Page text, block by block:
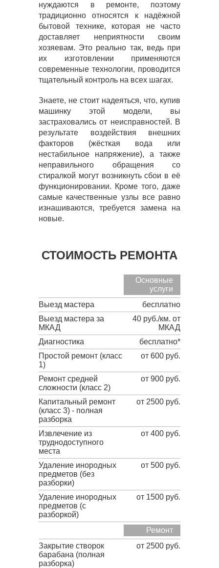
нуждаются в ремонте, поэтому
традиционно относятся к надёжной
бытовой технике, которая не часто
доставляет неприятности своим
хозяевам. Это реально так, ведь при
их изготовлении применяются
современные технологии, проводится
тщательный контроль на всех шагах.
Знаете, не стоит надеяться, что, купив
машинку этой модели, вы
застраховались от неисправностей. В
результате воздействия внешних
факторов (жёсткая вода или
нестабильное напряжение), а также
неправильного обращения со
стиралкой могут возникнуть сбои в её
функционировании. Кроме того, даже
самые качественные узлы все равно
изнашиваются, требуется замена на
новые.
СТОИМОСТЬ РЕМОНТА
Основные
услуги
Выезд мастера
бесплатно
Выезд мастера за
МКАД
40 руб./км. от
МКАД
Диагностика
бесплатно*
Простой ремонт (класс
1)
от 600 руб.
Ремонт средней
сложности (класс 2)
от 900 руб.
Капитальный ремонт
(класс 3) - полная
разборка
от 2500 руб.
Извлечение из
труднодоступного
места
от 400 руб.
Удаление инородных
предметов (без
разборки)
от 500 руб.
Удаление инородных
предметов (с
разборкой)
от 1500 руб.
Ремонт
Закрытие створок
барабана (полная
разборка)
от 2500 руб.